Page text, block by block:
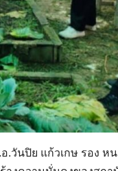
.วันปิย แก้วเกษ รอง ห